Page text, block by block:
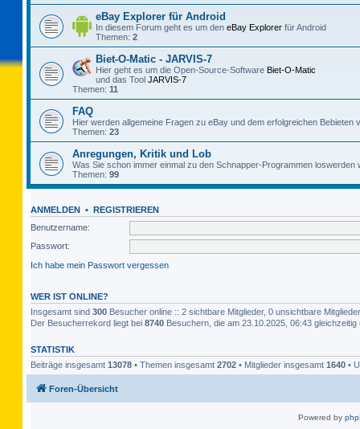
eBay Explorer für Android
In diesem Forum geht es um den eBay Explorer für Android
Themen: 2
Biet-O-Matic - JARVIS-7
Hier geht es um die Open-Source-Software Biet-O-Matic
und das Tool JARVIS-7
Themen: 11
FAQ
Hier werden allgemeine Fragen zu eBay und dem erfolgreichen Bebieten
Themen: 23
Anregungen, Kritik und Lob
Was Sie schon immer einmal zu den Schnapper-Programmen loswerden
Themen: 99
ANMELDEN • REGISTRIEREN
Benutzername:
Passwort:
Ich habe mein Passwort vergessen
WER IST ONLINE?
Insgesamt sind 300 Besucher online :: 2 sichtbare Mitglieder, 0 unsichtbare
Der Besucherrekord liegt bei 8740 Besuchern, die am 23.10.2025, 06:43 gleichzeitig
STATISTIK
Beiträge insgesamt 13078 • Themen insgesamt 2702 • Mitglieder insgesamt 1640 •
Foren-Übersicht
Powered by